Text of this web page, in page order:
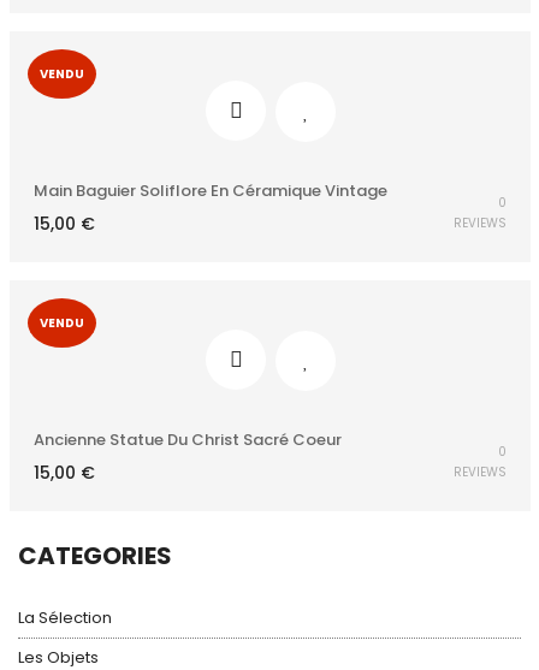
CATEGORIES
La Sélection
Les Objets
VENDU
Main Baguier Soliflore En Céramique Vintage
15,00 €
0
REVIEWS
VENDU
Ancienne Statue Du Christ Sacré Coeur
15,00 €
0
REVIEWS